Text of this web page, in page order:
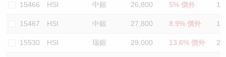
15466 HSI 中銀 26,800 5% 價外
15467 HSI 中銀 27,800 8.9% 價外
15530 HSI 瑞銀 29,000 13.6% 價外